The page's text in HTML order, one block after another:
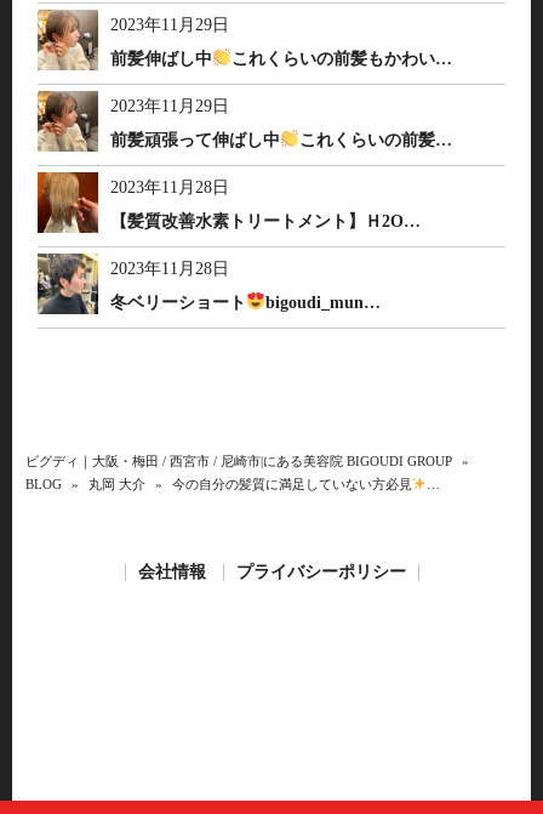
2023年11月29日
前髪伸ばし中
これくらいの前髪もかわい…
2023年11月29日
前髪頑張って伸ばし中
これくらいの前髪…
2023年11月28日
【髪質改善水素トリートメント】Ｈ2O…
2023年11月28日
冬ベリーショート
bigoudi_mun…
ビグディ｜大阪・梅田 / 西宮市 / 尼崎市|にある美容院 BIGOUDI GROUP
»
BLOG
» 丸岡 大介 » 今の自分の髪質に満足していない方必見
会社情報 プライバシーポリシー